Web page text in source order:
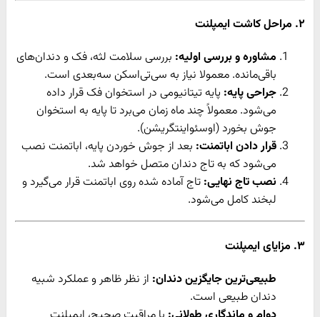
۲. مراحل کاشت ایمپلنت
مشاوره و بررسی اولیه: بررسی سلامت لثه، فک و دندان‌های
باقی‌مانده. معمولا نیاز به سی‌تی‌اسکن سه‌بعدی است.
جراحی پایه: پایه تیتانیومی در استخوان فک قرار داده
می‌شود. معمولاً چند ماه زمان می‌برد تا پایه به استخوان
جوش بخورد (اوسئواینتگریشن).
قرار دادن اباتمنت: بعد از جوش خوردن پایه، اباتمنت نصب
می‌شود که به تاج دندان متصل خواهد شد.
نصب تاج نهایی: تاج آماده شده روی اباتمنت قرار می‌گیرد و
لبخند کامل می‌شود.
۳. مزایای ایمپلنت
طبیعی‌ترین جایگزین دندان: از نظر ظاهر و عملکرد شبیه
دندان طبیعی است.